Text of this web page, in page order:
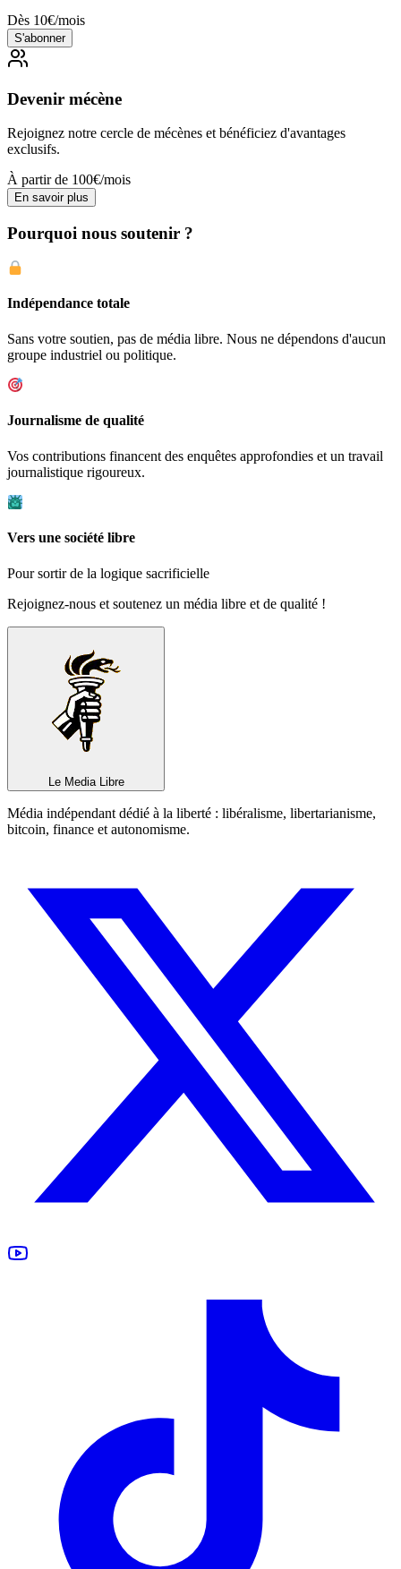
Dès 10€/mois
S'abonner
Devenir mécène
Rejoignez notre cercle de mécènes et bénéficiez d'avantages
exclusifs.
À partir de 100€/mois
En savoir plus
Pourquoi nous soutenir ?
Indépendance totale
Sans votre soutien, pas de média libre. Nous ne dépendons d'aucun
groupe industriel ou politique.
Journalisme de qualité
Vos contributions financent des enquêtes approfondies et un travail
journalistique rigoureux.
Vers une société libre
Pour sortir de la logique sacrificielle
Rejoignez-nous et soutenez un média libre et de qualité !
Le Media Libre
Média indépendant dédié à la liberté : libéralisme, libertarianisme,
bitcoin, finance et autonomisme.